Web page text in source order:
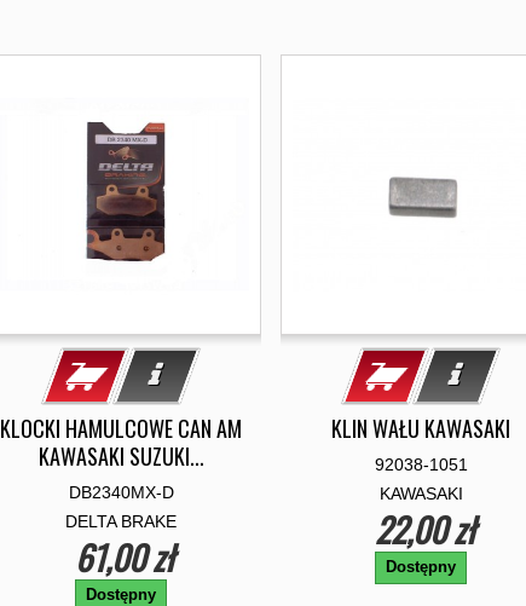
KLOCKI HAMULCOWE CAN AM
KAWASAKI SUZUKI...
DB2340MX-D
DELTA BRAKE
61,00 zł
Dostępny
KLIN WAŁU KAWASAKI
92038-1051
KAWASAKI
22,00 zł
Dostępny